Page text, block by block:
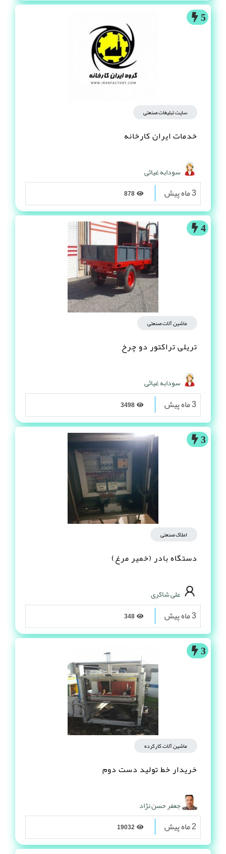
5
سایت تبلیغات صنعتی
خدمات ایران کارخانه
سودابه غیاثی
3 ماه پیش
4
ماشین آلات صنعتی
تریلی تراکتور دو چرخ
سودابه غیاثی
3 ماه پیش
3
املاک صنعتی
دستگاه بادر (خمیر مرغ)
علی شاکری
3 ماه پیش
3
ماشین آلات کارکرده
خریدار خط تولید دست دوم
جعفر حسن نژاد
2 ماه پیش